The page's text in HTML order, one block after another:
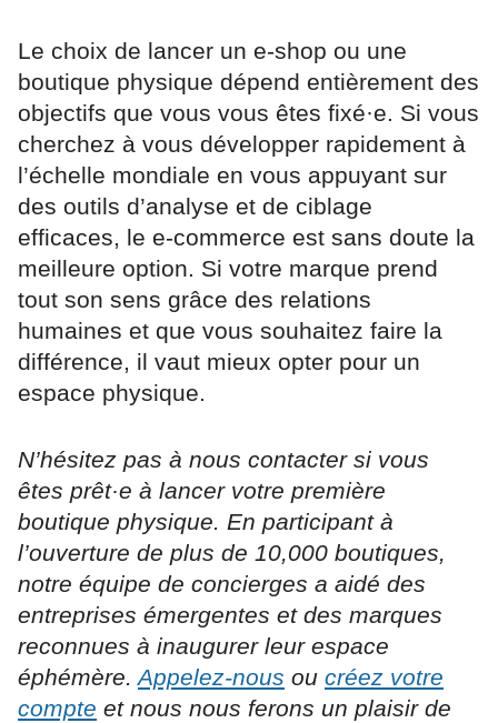
Le choix de lancer un e-shop ou une
boutique physique dépend entièrement des
objectifs que vous vous êtes fixé·e. Si vous
cherchez à vous développer rapidement à
l’échelle mondiale en vous appuyant sur
des outils d’analyse et de ciblage
efficaces, le e-commerce est sans doute la
meilleure option. Si votre marque prend
tout son sens grâce des relations
humaines et que vous souhaitez faire la
différence, il vaut mieux opter pour un
espace physique.
N’hésitez pas à nous contacter si vous
êtes prêt·e à lancer votre première
boutique physique. En participant à
l’ouverture de plus de 10,000 boutiques,
notre équipe de concierges a aidé des
entreprises émergentes et des marques
reconnues à inaugurer leur espace
éphémère.Appelez-nous ou créez votre
compte et nous nous ferons un plaisir de